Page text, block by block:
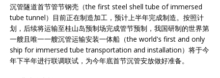
沉管隧道首节管节钢壳（the first steel shell tube of immersed
tube tunnel）目前正在制造加工，预计上半年完成制造。按照计
划，后续将运输至桂山岛预制场完成管节预制，我国研制的世界第
一艘且唯一一艘沉管运输安装一体船（the world's first and only
ship for immersed tube transportation and installation）将于今
年下半年进行联调联试，为今年底首节沉管安放做好准备。